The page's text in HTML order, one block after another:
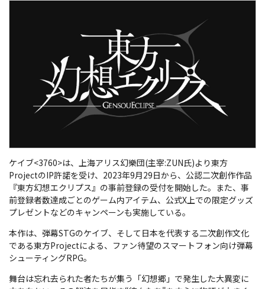
ケイブ<3760>は、上海アリス幻樂団(主宰:ZUN氏)より東方
ProjectのIP許諾を受け、2023年9月29日から、公認二次創作作品
『東方幻想エクリプス』の事前登録の受付を開始した。また、事
前登録者数達成ごとのゲーム内アイテム、公式X上での限定グッズ
プレゼントなどのキャンペーンも実施している。
本作は、弾幕STGのケイブ、そして日本を代表する二次創作文化
である東方Projectによる、ファン待望のスマートフォン向け弾幕
シューティングRPG。
舞台は忘れ去られた者たちが集う「幻想郷」で発生した大異変に